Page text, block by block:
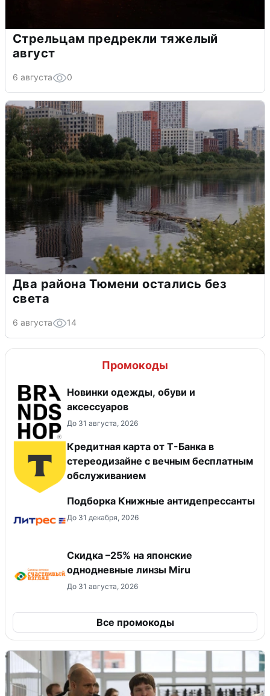
Стрельцам предрекли тяжелый
август
6 августа 0
Два района Тюмени остались без
света
6 августа 14
Промокоды
Новинки одежды, обуви и
аксессуаров
До 31 августа, 2026
Кредитная карта от Т-Банка в
стереодизайне с вечным бесплатным
обслуживанием
Подборка Книжные антидепрессанты
До 31 декабря, 2026
Скидка –25% на японские
однодневные линзы Miru
До 31 августа, 2026
Все промокоды